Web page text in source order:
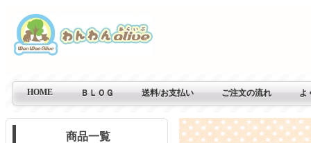
HOME ＢＬＯＧ 送料/お支払い ご注文の流れ よ
商品一覧